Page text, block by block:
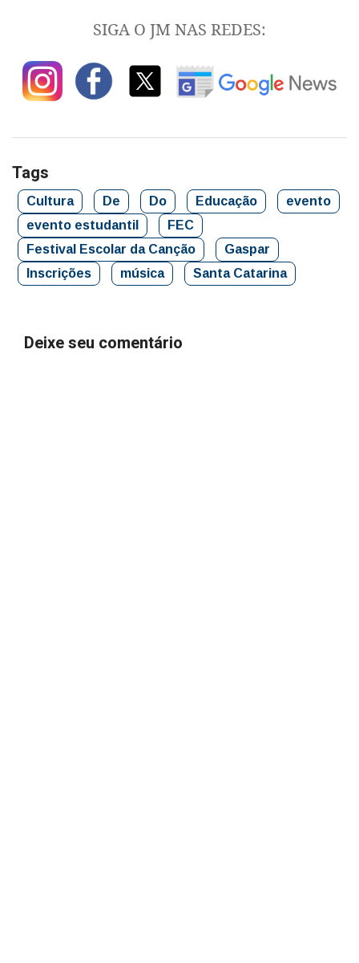
SIGA O JM NAS REDES:
Tags
Cultura De Do Educação
evento
evento estudantil
FEC
Festival Escolar da Canção
Gaspar
Inscrições
música Santa Catarina
Deixe seu comentário